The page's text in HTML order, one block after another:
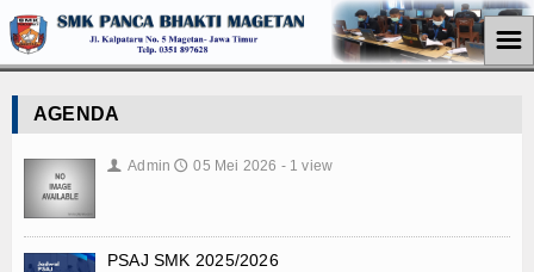
Teknik Komputer Jaringan
Perkantoran
☰
AGENDA
👤 Admin 🕔 05 Mei 2026 - 1 view
PSAJ SMK 2025/2026